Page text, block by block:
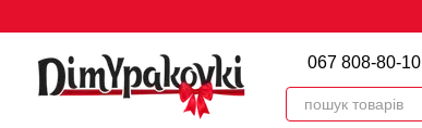
067 808-80-10